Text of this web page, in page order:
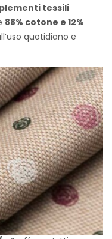
tessili
88% cotone e 12%
quotidiano e